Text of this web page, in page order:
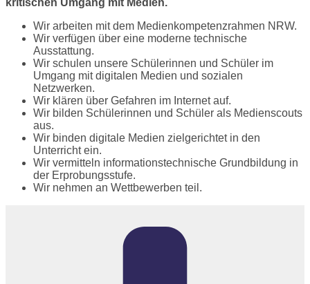
kritischen Umgang mit Medien.
Wir arbeiten mit dem Medienkompetenzrahmen NRW.
Wir verfügen über eine moderne technische
Ausstattung.
Wir schulen unsere Schülerinnen und Schüler im
Umgang mit digitalen Medien und sozialen
Netzwerken.
Wir klären über Gefahren im Internet auf.
Wir bilden Schülerinnen und Schüler als Medienscouts
aus.
Wir binden digitale Medien zielgerichtet in den
Unterricht ein.
Wir vermitteln informationstechnische Grundbildung in
der Erprobungsstufe.
Wir nehmen an Wettbewerben teil.